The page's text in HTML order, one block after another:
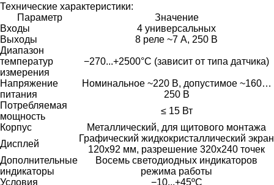
Технические характеристики:
Параметр
Значение
Входы
4 универсальных
Выходы
8 реле ~7 А, 250 В
Диапазон
температур
измерения
−270...+2500°С (зависит от типа датчика)
Напряжение
питания
Номинальное ~220 В, допустимое ~160…
250 В
Потребляемая
мощность
≤ 15 Вт
Корпус
Металлический, для щитового монтажа
Дисплей
Графический жидкокристаллический экран
120х92 мм, разрешение 320х240 точек
Дополнительные
индикаторы
Восемь светодиодных индикаторов
режима работы
Условия
−10...+45ºС